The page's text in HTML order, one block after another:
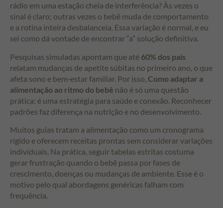
rádio em uma estação cheia de interferência? Às vezes o
sinal é claro; outras vezes o bebê muda de comportamento
e a rotina inteira desbalanceia. Essa variação é normal, e eu
sei como dá vontade de encontrar “a” solução definitiva.
Pesquisas simuladas apontam que até 60% dos pais
relatam mudanças de apetite súbitas no primeiro ano, o que
afeta sono e bem‑estar familiar. Por isso, Como adaptar a
alimentação ao ritmo do bebê não é só uma questão
prática: é uma estratégia para saúde e conexão. Reconhecer
padrões faz diferença na nutrição e no desenvolvimento.
Muitos guias tratam a alimentação como um cronograma
rígido e oferecem receitas prontas sem considerar variações
individuais. Na prática, seguir tabelas estritas costuma
gerar frustração quando o bebê passa por fases de
crescimento, doenças ou mudanças de ambiente. Esse é o
motivo pelo qual abordagens genéricas falham com
frequência.